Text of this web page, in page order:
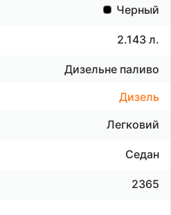
Черный
2.143 л.
Дизельне паливо
Дизель
Легковий
Седан
2365